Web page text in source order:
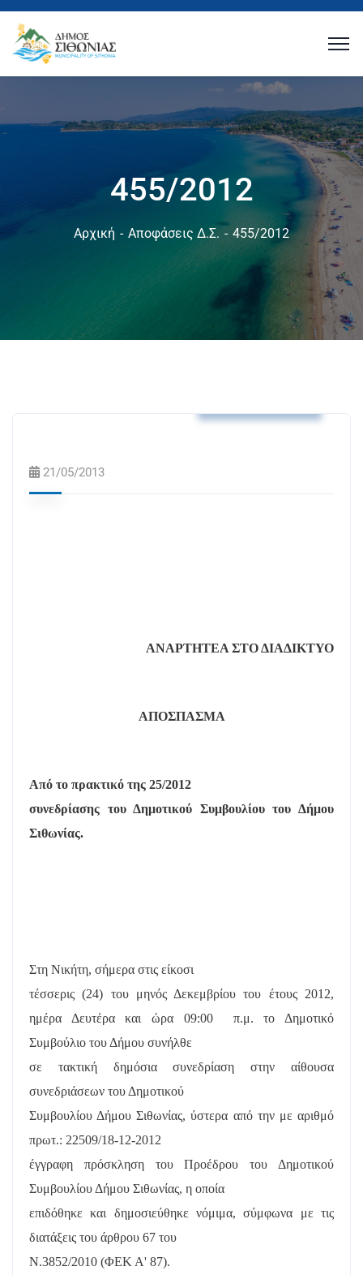
455/2012
Αρχική Αποφάσεις Δ.Σ. 455/2012
21/05/2013
ΑΝΑΡΤΗΤΕΑ ΣΤΟ ΔΙΑΔΙΚΤΥΟ
ΑΠΟΣΠΑΣΜΑ
Από το πρακτικό της 25/2012
συνεδρίασης του Δημοτικού Συμβουλίου του Δήμου
Σιθωνίας.
Στη Νικήτη, σήμερα στις είκοσι
τέσσερις (24) του μηνός Δεκεμβρίου του έτους 2012,
ημέρα Δευτέρα και ώρα 09:00
π.μ. το Δημοτικό
Συμβούλιο του Δήμου συνήλθε
σε τακτική δημόσια συνεδρίαση στην αίθουσα
συνεδριάσεων του Δημοτικού
Συμβουλίου Δήμου Σιθωνίας, ύστερα από την με αριθμό
πρωτ.: 22509/18-12-2012
έγγραφη πρόσκληση του Προέδρου του Δημοτικού
Συμβουλίου Δήμου Σιθωνίας, η οποία
επιδόθηκε και δημοσιεύθηκε νόμιμα, σύμφωνα με τις
διατάξεις του άρθρου 67 του
Ν.3852/2010 (ΦΕΚ Α' 87).